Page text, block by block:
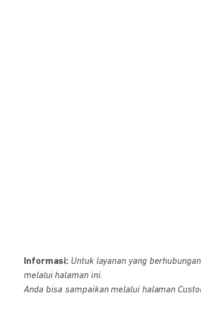
Informasi: Untuk layanan yang
melalui halaman ini.
Anda bisa sampaikan melalui halaman